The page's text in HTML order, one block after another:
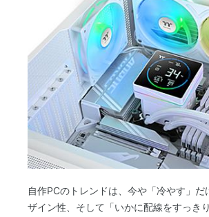
自作PCのトレンドは、今や「冷やす」
ザイン性、そして「いかに配線をすっき